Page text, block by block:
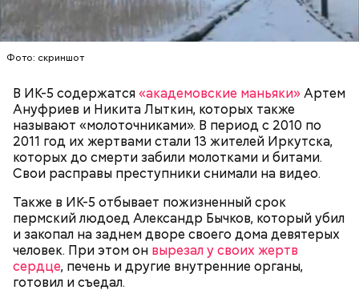
Фото: скриншот
В ИК-5 содержатся«академовские маньяки»Артем
Ануфриев и Никита Лыткин, которых также
называют «молоточниками». В период с 2010 по
2011 год их жертвами стали 13 жителей Иркутска,
которых до смерти забили молотками и битами.
Свои расправы преступники снимали на видео.
Также в ИК-5 отбывает пожизненный срок
пермский людоед Александр Бычков, который убил
и закопал на заднем дворе своего дома девятерых
человек. При этом он вырезал у своих жертв
сердце, печень и другие внутренние органы,
готовил и съедал.
Следующим подопытным стал друг детства
Миссюры Константин. 3 февраля того же года,
когда молодые люди ехали вместе в машине,
— Мы съездили за витаминами, вернулись обратно,
поднялись домой. У него ухудшилось самочувствие
через сутки... Его увезли в больницу,
реанимировали, и там он скончался, — рассказывал
Между убийцей и жертвой был давний конфликт.
Кадирханов якобы однажды оскорбил отца
Мутаева. Еще бойцу не нравилось, что оппонент
ухаживает за сестрой его близкого друга.
Общественник Шамиль Хадулаев писал в своем
Telegram-канале, что в конце 2023 года Мутаев
Примерно через месяц, 31 декабря 2023 года,
Мутаев и его друзья снова назначили Кадирханову
свою квартиру дома и избили, а также сняли ему
скальп, срезав волосы на голове вместе с кожей.
Это позднее подтвердили в управлении
Следственного комитета по Дагестану.